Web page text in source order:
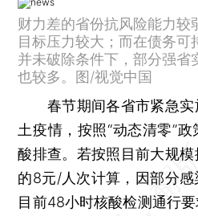
财力差的省份抗风险能力较
目标压力较大；而在债务可
并未破除条件下，部分强省
也较多。图/视觉中国
春节期间各省市紧急实
土疫情，按照“动态清零”
酸排查。若按照目前大规
的8元/人次计算，因部分
目前48小时核酸检测通行